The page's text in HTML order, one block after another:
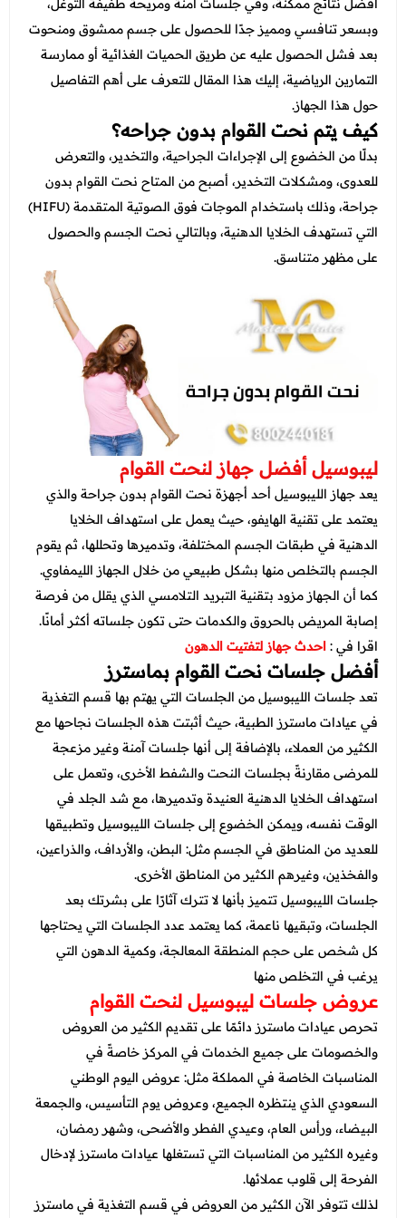
عروض العناية بالشعر
عروض الرجال
عروض جراحات التجميل
عروض قسم الطوارئ
عروض المختبر
عروض الاشعة
عروض الباطنة
عروض العظام
عروض الانف والاذن والحنجرة
أفضل نتائج ممكنة، وفي جلسات آمنة ومريحة طفيفة التوغل،
وبسعر تنافسي ومميز جدًا للحصول على جسم ممشوق ومنحوت
بعد فشل الحصول عليه عن طريق الحميات الغذائية أو ممارسة
التمارين الرياضية، إليك هذا المقال للتعرف على أهم التفاصيل
حول هذا الجهاز.
كيف يتم نحت القوام بدون جراحه؟
بدلًا من الخضوع إلى الإجراءات الجراحية، والتخدير، والتعرض
للعدوى، ومشكلات التخدير، أصبح من المتاح نحت القوام بدون
جراحة، وذلك باستخدام الموجات فوق الصوتية المتقدمة (HIFU)
التي تستهدف الخلايا الدهنية، وبالتالي نحت الجسم والحصول
على مظهر متناسق.
ليبوسيل أفضل جهاز لنحت القوام
يعد جهاز الليبوسيل أحد أجهزة نحت القوام بدون جراحة والذي
يعتمد على تقنية الهايفو، حيث يعمل على استهداف الخلايا
الدهنية في طبقات الجسم المختلفة، وتدميرها وتحللها، ثم يقوم
الجسم بالتخلص منها بشكل طبيعي من خلال الجهاز الليمفاوي.
كما أن الجهاز مزود بتقنية التبريد التلامسي الذي يقلل من فرصة
إصابة المريض بالحروق والكدمات حتى تكون جلساته أكثر أمانًا.
اقرا في : احدث جهاز لتفتيت الدهون
أفضل جلسات نحت القوام بماسترز
تعد جلسات الليبوسيل من الجلسات التي يهتم بها قسم التغذية
في عيادات ماسترز الطبية، حيث أثبتت هذه الجلسات نجاحها مع
الكثير من العملاء، بالإضافة إلى أنها جلسات آمنة وغير مزعجة
للمرضى مقارنةً بجلسات النحت والشفط الأخرى، وتعمل على
استهداف الخلايا الدهنية العنيدة وتدميرها، مع شد الجلد في
الوقت نفسه، ويمكن الخضوع إلى جلسات الليبوسيل وتطبيقها
للعديد من المناطق في الجسم مثل: البطن، والأرداف، والذراعين،
والفخذين، وغيرهم الكثير من المناطق الأخرى.
جلسات الليبوسيل تتميز بأنها لا تترك آثارًا على بشرتك بعد
الجلسات، وتبقيها ناعمة، كما يعتمد عدد الجلسات التي يحتاجها
كل شخص على حجم المنطقة المعالجة، وكمية الدهون التي
يرغب في التخلص منها
عروض جلسات ليبوسيل لنحت القوام
تحرص عيادات ماسترز دائمًا على تقديم الكثير من العروض
والخصومات على جميع الخدمات في المركز خاصةً في
المناسبات الخاصة في المملكة مثل: عروض اليوم الوطني
السعودي الذي ينتظره الجميع، وعروض يوم التأسيس، والجمعة
البيضاء، ورأس العام، وعيدي الفطر والأضحى، وشهر رمضان،
وغيره الكثير من المناسبات التي تستغلها عيادات ماسترز لإدخال
الفرحة إلى قلوب عملائها.
لذلك تتوفر الآن الكثير من العروض في قسم التغذية في ماسترز